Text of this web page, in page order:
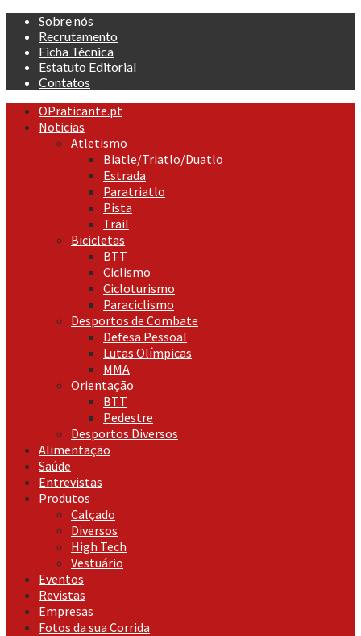
Skip
content
Sobre nós
Recrutamento
Ficha Técnica
Estatuto Editorial
Contatos
Primary
Menu
OPraticante.pt
Noticias
Atletismo
Biatle/Triatlo/Duatlo
Estrada
Paratriatlo
Pista
Trail
Bicicletas
BTT
Ciclismo
Cicloturismo
Paraciclismo
Desportos de Combate
Defesa Pessoal
Lutas Olímpicas
MMA
Orientação
BTT
Pedestre
Desportos Diversos
Alimentação
Saúde
Entrevistas
Produtos
Calçado
Diversos
High Tech
Vestuário
Eventos
Revistas
Empresas
Fotos da sua Corrida